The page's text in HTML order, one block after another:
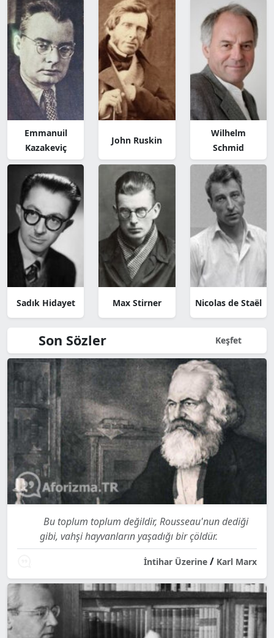
Emmanuil
Kazakeviç
John Ruskin
Wilhelm
Schmid
Sadık Hidayet Max Stirner Nicolas de Staël
Son Sözler Keşfet
Bu toplum toplum değildir, Rousseau'nun dediği
gibi, vahşi hayvanların yaşadığı bir çöldür.
İntihar Üzerine / Karl Marx